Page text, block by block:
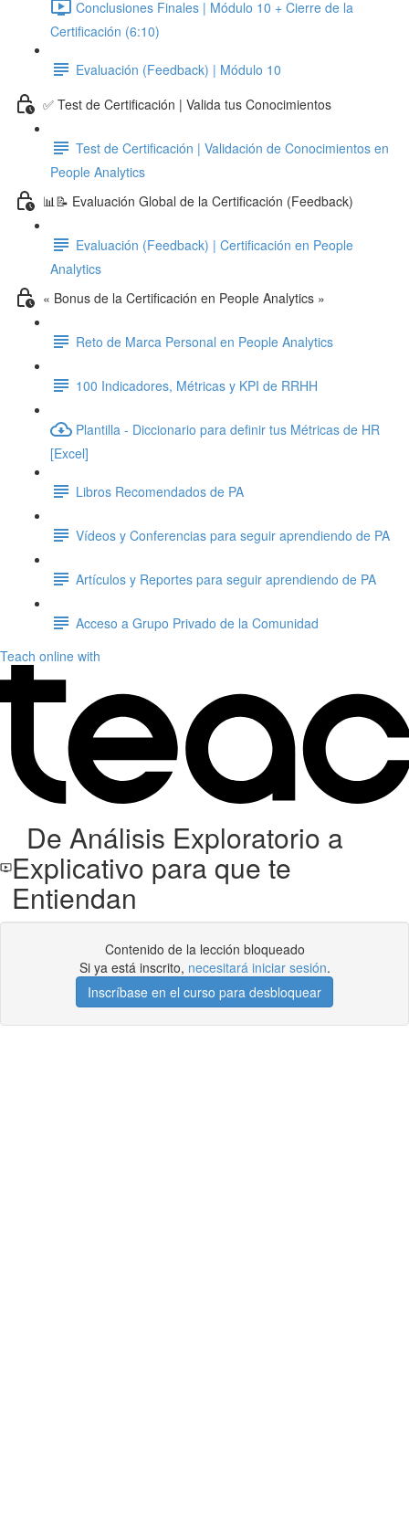
Conclusiones Finales | Módulo 10 + Cierre de la
Certificación (6:10)
Evaluación (Feedback) | Módulo 10
✅ Test de Certificación | Valida tus Conocimientos
Test de Certificación | Validación de Conocimientos en
People Analytics
📊📝 Evaluación Global de la Certificación (Feedback)
Evaluación (Feedback) | Certificación en People
Analytics
« Bonus de la Certificación en People Analytics »
Reto de Marca Personal en People Analytics
100 Indicadores, Métricas y KPI de RRHH
Plantilla - Diccionario para definir tus Métricas de HR
[Excel]
Libros Recomendados de PA
Vídeos y Conferencias para seguir aprendiendo de PA
Artículos y Reportes para seguir aprendiendo de PA
Acceso a Grupo Privado de la Comunidad
Teach online with
De Análisis Exploratorio a
Explicativo para que te
Entiendan
Contenido de la lección bloqueado
Si ya está inscrito, necesitará iniciar sesión.
Inscríbase en el curso para desbloquear